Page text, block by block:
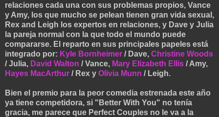
relaciones cada una con sus problemas propios, Vance
y Amy, los que mucho se pelean tienen gran vida sexual,
Rex and Leigh los expertos en relaciones, y Dave y Julia
la pareja normal con la que todo el mundo puede
compararse. El reparto en sus principales papeles está
integrado por: Kyle Bornheimer / Dave, Christine Woods
/ Julia, David Walton / Vance, Mary Elizabeth Ellis / Amy,
Hayes MacArthur / Rex y Olivia Munn / Leigh.
Bien el premio para la peor comedia estrenada este año
ya tiene competidora, si "Better With You" no tenía
gracia, me parece que Perfect Couples no le va a la